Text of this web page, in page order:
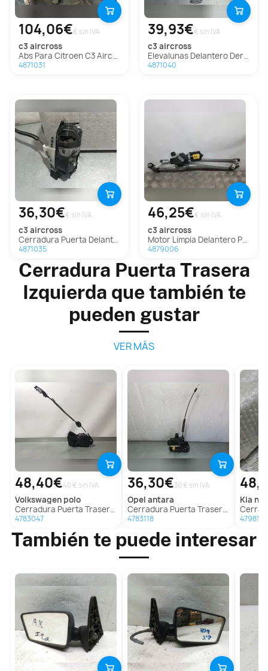
104,06€€ sin IVA
c3 aircross
Abs Para Citroen C3 Aircross
4871031
39,93€€ sin IVA
c3 aircross
Elevalunas Delantero Derecho Para Citroen C3 Aircross
4871040
36,30€€ sin IVA
c3 aircross
Cerradura Puerta Delantera Derecha para Citroen C3 Aircross
4871035
46,25€€ sin IVA
c3 aircross
Motor Limpia Delantero Para Citroen C3 Aircross
4879006
Cerradura Puerta Trasera
Izquierda que también te
pueden gustar
VER MÁS
48,40€40 € sin IVA
volkswagen polo
Cerradura Puerta Trasera Izquierda Para Volkswagen Polo
4783047
36,30€30 € sin IVA
opel antara
Cerradura Puerta Trasera Izquierda Para Opel Antara
4783118
kia
Cerradura
4798157
También te puede interesar